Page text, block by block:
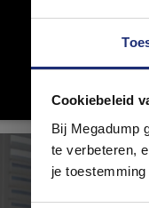
Cookiebeleid
Bij Megadump
te verbeteren,
je